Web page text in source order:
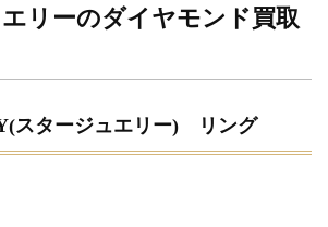
リーのダイヤモンド買取
スタージュエリー) リング